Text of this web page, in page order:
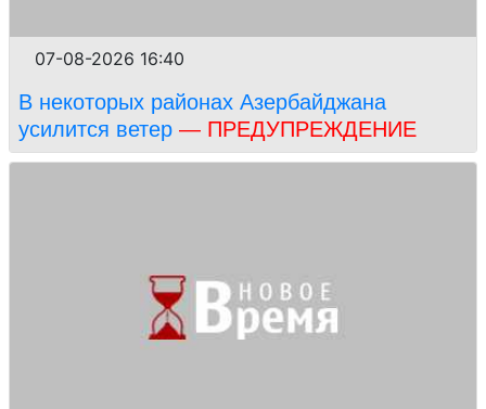
07-08-2026 16:40
В некоторых районах Азербайджана
усилится ветер — ПРЕДУПРЕЖДЕНИЕ